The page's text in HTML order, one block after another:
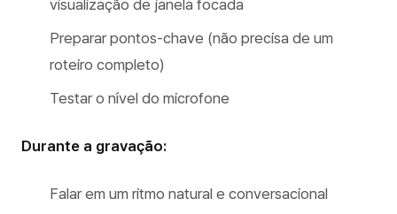
visualização de janela focada
Preparar pontos-chave (não precisa de um
roteiro completo)
Testar o nível do microfone
Durante a gravação:
Falar em um ritmo natural e conversacional